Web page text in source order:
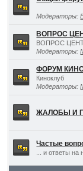
Модераторы:
ВОПРОС
ВОПРОС
Модераторы:
ФОРУМ
Киноклуб
Модераторы:
ЖАЛОБЫ И
Частые
... и ответы на